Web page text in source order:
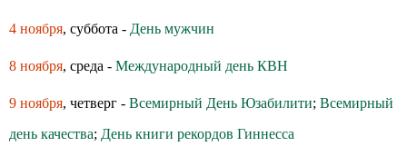
4 ноября, суббота - День мужчин
8 ноября, среда - Международный день КВН
9 ноября, четверг - Всемирный День Юзабилити; Всемирный
день качества; День книги рекордов Гиннесса